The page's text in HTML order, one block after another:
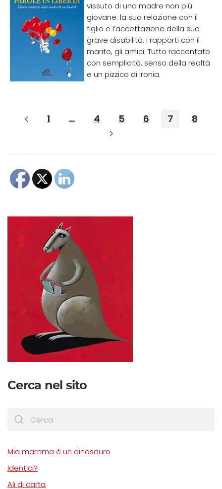
vissuto di una madre non più
giovane: la sua relazione con il
figlio e l’accettazione della sua
grave disabilità, i rapporti con il
marito, gli amici. Tutto raccontato
con semplicità, senso della realtà
e un pizzico di ironia.
1 … 4 5 6 7 8
Cerca nel sito
Mia mamma è un dinosauro
Identici?
Ali di carta